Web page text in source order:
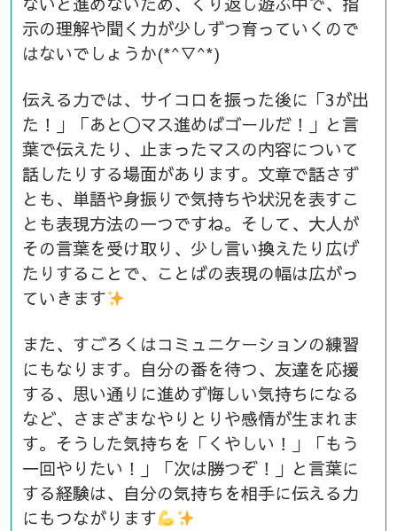
示の理解や聞く力が少しずつ育っていくので
はないでしょうか(*^▽^*)
伝える力では、サイコロを振った後に「3が出
た！」「あと〇マス進めばゴールだ！」と言
葉で伝えたり、止まったマスの内容について
話したりする場面があります。文章で話さず
とも、単語や身振りで気持ちや状況を表すこ
とも表現方法の一つですね。そして、大人が
その言葉を受け取り、少し言い換えたり広げ
たりすることで、ことばの表現の幅は広がっ
ていきます
また、すごろくはコミュニケーションの練習
にもなります。自分の番を待つ、友達を応援
する、思い通りに進めず悔しい気持ちになる
など、さまざまなやりとりや感情が生まれま
す。そうした気持ちを「くやしい！」「もう
一回やりたい！」「次は勝つぞ！」と言葉に
する経験は、自分の気持ちを相手に伝える力
にもつながります